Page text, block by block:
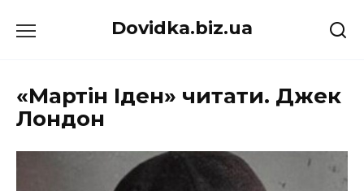
до
Dovidka.biz.ua
«Мартін Іден» читати. Джек
Лондон